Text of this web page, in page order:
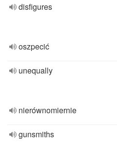
disfigures
oszpecić
unequally
nierównomiernie
gunsmiths